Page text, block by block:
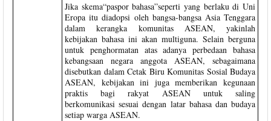
Jika skema“paspor bahasa”seperti yang berlaku di Uni
Eropa itu diadopsi oleh bangsa-bangsa Asia Tenggara
dalam kerangka komunitas ASEAN, yakinlah
kebijakan bahasa ini akan multiguna. Selain berguna
untuk penghormatan atas adanya perbedaan bahasa
kebangsaan negara anggota ASEAN, sebagaimana
disebutkan dalam Cetak Biru Komunitas Sosial Budaya
ASEAN, kebijakan ini juga memberikan kegunaan
praktis bagi rakyat ASEAN untuk saling
berkomunikasi sesuai dengan latar bahasa dan budaya
setiap warga ASEAN.